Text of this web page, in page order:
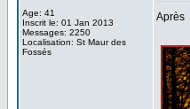
Age: 41
Inscrit le: 01 Jan 2013
Messages: 2250
Localisation: St Maur des
Fossés
Après